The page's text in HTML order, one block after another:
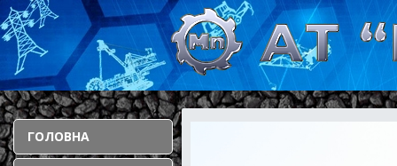
ГОЛОВНА